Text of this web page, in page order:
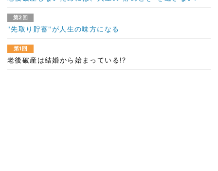
第2回
"先取り貯蓄"が人生の味方になる
第1回
老後破産は結婚から始まっている!?